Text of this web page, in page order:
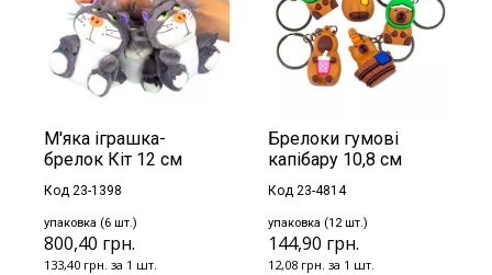
М'яка іграшка-
брелок Кіт 12 см
Код 23-1398
упаковка (6 шт.)
800,40 грн.
133,40 грн. за 1 шт.
Брелоки гумові
капібару 10,8 см
Код 23-4814
упаковка (12 шт.)
144,90 грн.
12,08 грн. за 1 шт.